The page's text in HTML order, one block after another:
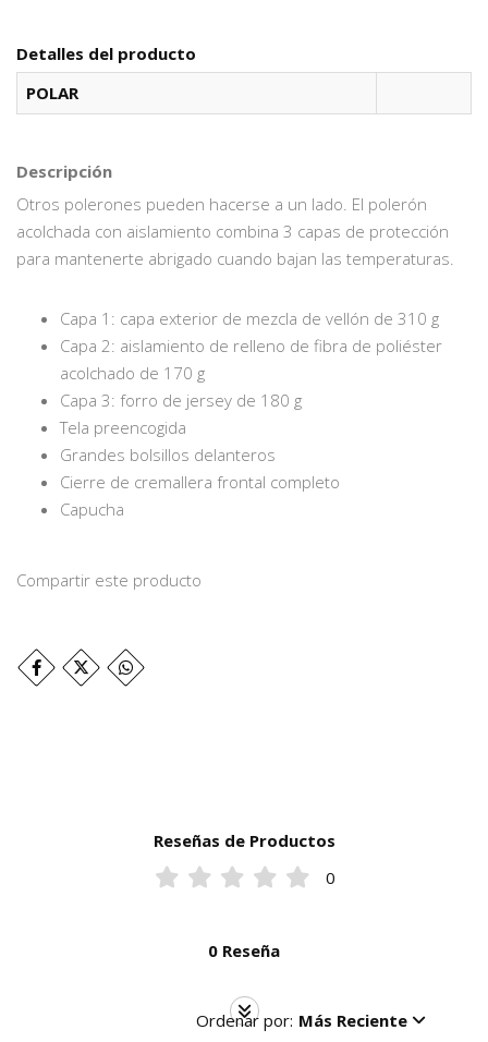
Detalles del producto
POLAR
Descripción
Otros polerones pueden hacerse a un lado. El polerón
acolchada con aislamiento combina 3 capas de protección
para mantenerte abrigado cuando bajan las temperaturas.
Capa 1: capa exterior de mezcla de vellón de 310 g
Capa 2: aislamiento de relleno de fibra de poliéster
acolchado de 170 g
Capa 3: forro de jersey de 180 g
Tela preencogida
Grandes bolsillos delanteros
Cierre de cremallera frontal completo
Capucha
Compartir este producto
Reseñas de Productos
0
0 Reseña
Ordenar por: Más Reciente